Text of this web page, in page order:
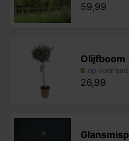
59,99
Olijfboom
op voorraad
26,99